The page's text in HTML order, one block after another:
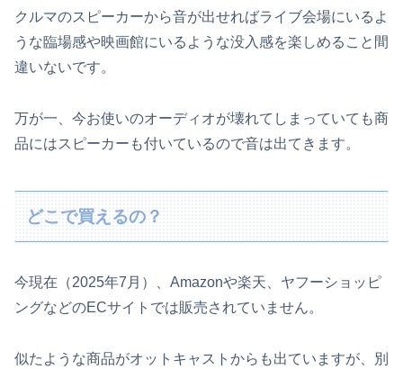
クルマのスピーカーから音が出せればライブ会場にいるよ
うな臨場感や映画館にいるような没入感を楽しめること間
違いないです。
万が一、今お使いのオーディオが壊れてしまっていても商
品にはスピーカーも付いているので音は出てきます。
どこで買えるの？
今現在（2025年7月）、Amazonや楽天、ヤフーショッピ
ングなどのECサイトでは販売されていません。
似たような商品がオットキャストからも出ていますが、別